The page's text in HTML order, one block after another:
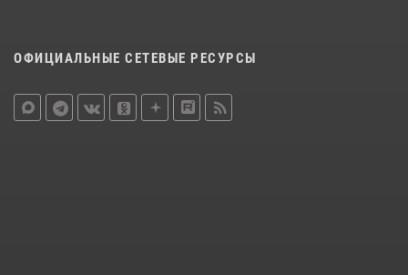
ОФИЦИАЛЬНЫЕ СЕТЕВЫЕ РЕСУРСЫ